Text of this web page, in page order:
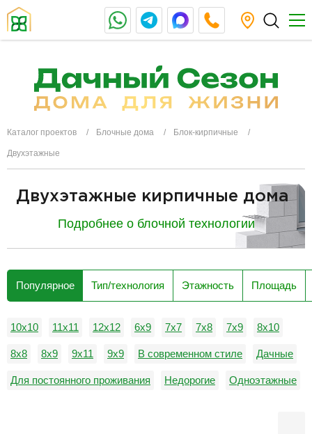
Каталог проектов Блочные дома Блок-кирпичные
Двухэтажные
Двухэтажные кирпичные дома
Подробнее о блочной технологии
Популярное Тип/технология Этажность Площадь
10х10 11х11 12х12 6х9 7х7 7х8 7х9 8х10
8х8 8х9 9х11 9х9 В современном стиле Дачные
Для постоянного проживания Недорогие Одноэтажные